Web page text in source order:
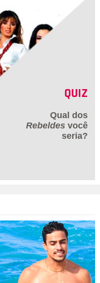
QUIZ
Qual dos
Rebeldes você
seria?